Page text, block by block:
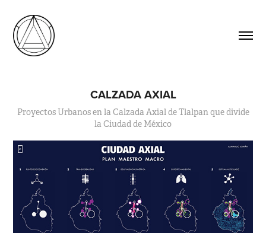
CALZADA AXIAL
Proyectos Urbanos en la Calzada Axial de Tlalpan que divide
la Ciudad de México